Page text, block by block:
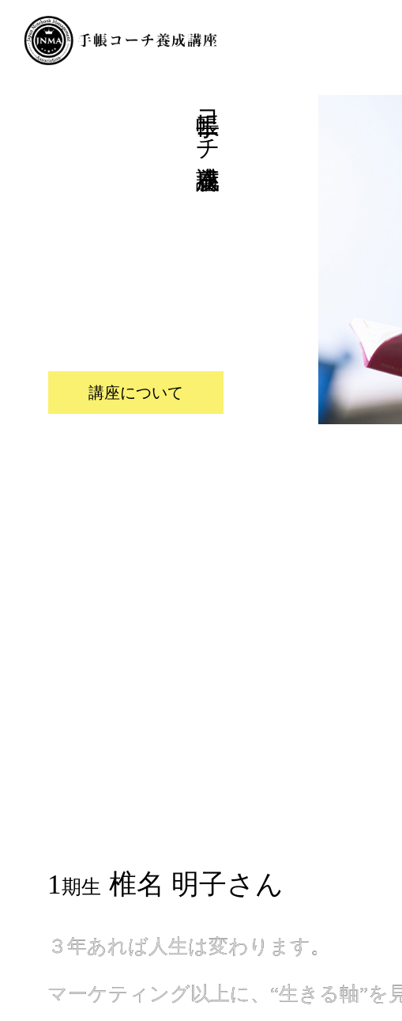
手帳コーチ養成講座
講座について
1期生 椎名 明子さん
３年あれば人生は変わります。
３年あれば人生は変わります。
マーケティング以上に、“生きる軸”を
マーケティング以上に、“生きる軸”を